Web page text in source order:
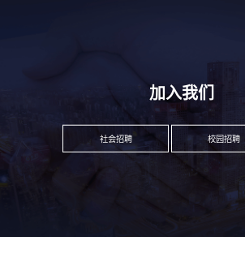
加入我们
社会招聘 校园招聘